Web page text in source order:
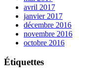
avril 2017
janvier 2017
décembre 2016
novembre 2016
octobre 2016
Étiquettes